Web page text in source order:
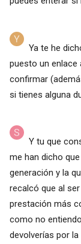
Ya te he
puesto un enlace
confirmar
si tienes alguna
Y tu que
me han dicho
generación y la
recalcó que al
prestación más
como no
devolverías por